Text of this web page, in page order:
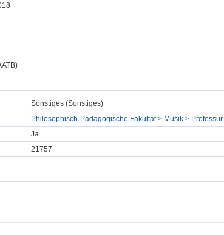
Sonstiges (Sonstiges)
Philosophisch-Pädagogische Fakultät > Musik >
Ja
21757